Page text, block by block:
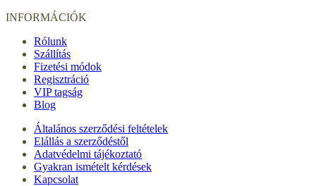
INFORMÁCIÓK
Rólunk
Szállítás
Fizetési módok
Regisztráció
VIP tagság
Blog
Általános szerződési feltételek
Elállás a szerződéstől
Adatvédelmi tájékoztató
Gyakran ismételt kérdések
Kapcsolat